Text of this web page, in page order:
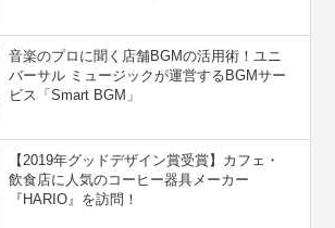
音楽のプロに聞く店舗BGMの活用術！ユニ
バーサル ミュージックが運営するBGMサー
ビス「Smart BGM」
【2019年グッドデザイン賞受賞】カフェ・
飲食店に人気のコーヒー器具メーカー
『HARIO』を訪問！